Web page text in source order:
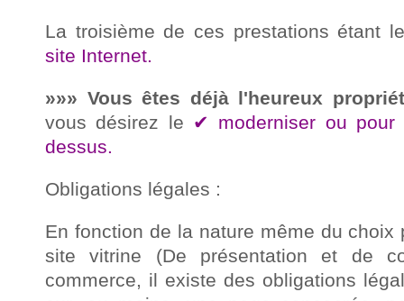
La troisième de ces prestations étant
site Internet.
»»» Vous êtes déjà l'heureux
vous désirez le ✔ moderniser ou pour
dessus.
Obligations légales :
En fonction de la nature même du choix
site vitrine (De présentation et de
commerce, il existe des obligations